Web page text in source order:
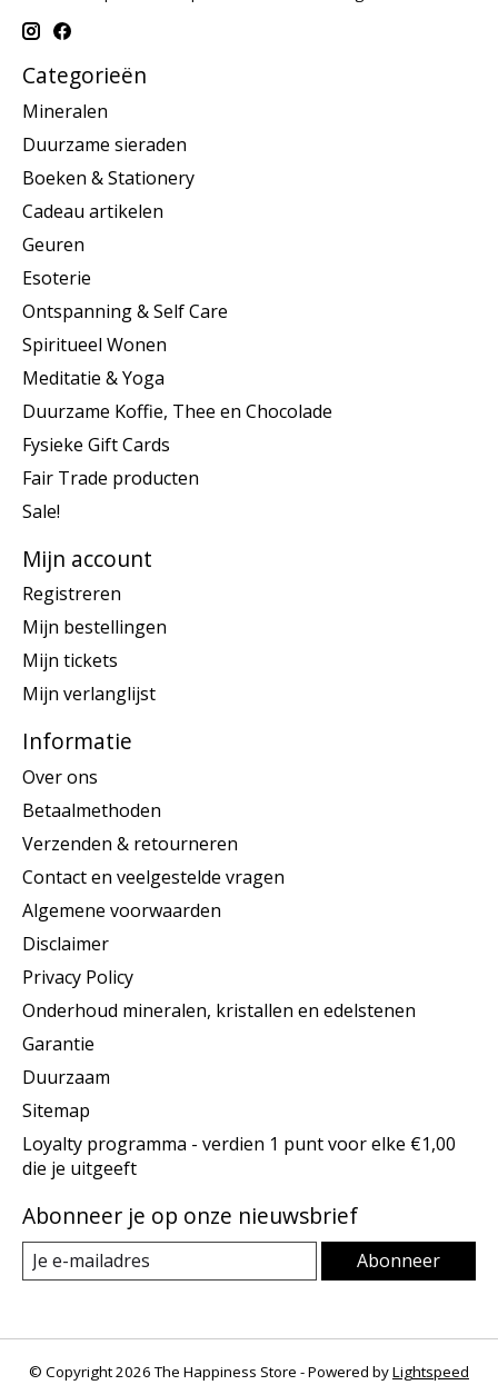
Categorieën
Mineralen
Duurzame sieraden
Boeken & Stationery
Cadeau artikelen
Geuren
Esoterie
Ontspanning & Self Care
Spiritueel Wonen
Meditatie & Yoga
Duurzame Koffie, Thee en Chocolade
Fysieke Gift Cards
Fair Trade producten
Sale!
Mijn account
Registreren
Mijn bestellingen
Mijn tickets
Mijn verlanglijst
Informatie
Over ons
Betaalmethoden
Verzenden & retourneren
Contact en veelgestelde vragen
Algemene voorwaarden
Disclaimer
Privacy Policy
Onderhoud mineralen, kristallen en edelstenen
Garantie
Duurzaam
Sitemap
Loyalty programma - verdien 1 punt voor elke €1,00
die je uitgeeft
Abonneer je op onze nieuwsbrief
Abonneer
© Copyright 2026 The Happiness Store - Powered byLightspeed